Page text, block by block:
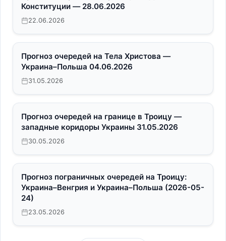
Конституции — 28.06.2026
22.06.2026
Прогноз очередей на Тела Христова —
Украина–Польша 04.06.2026
31.05.2026
Прогноз очередей на границе в Троицу —
западные коридоры Украины 31.05.2026
30.05.2026
Прогноз пограничных очередей на Троицу:
Украина–Венгрия и Украина–Польша (2026-05-
24)
23.05.2026